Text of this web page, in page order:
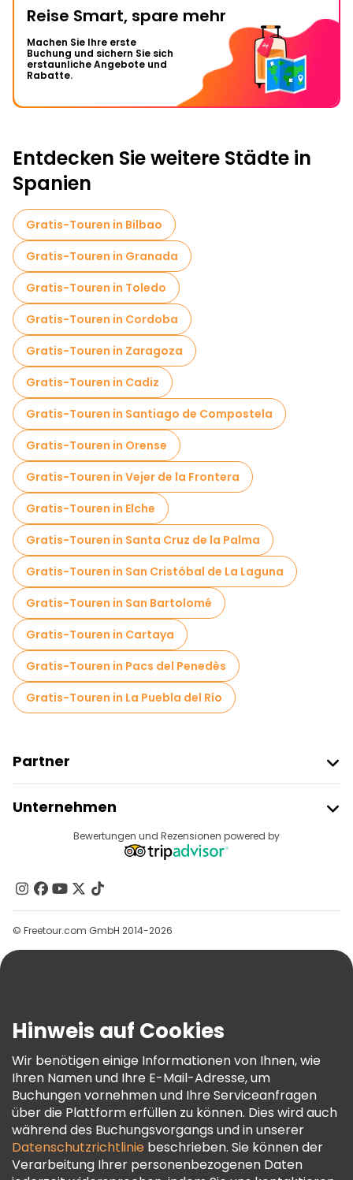
Reise Smart, spare mehr
Machen Sie Ihre erste
Buchung und sichern Sie sich
erstaunliche Angebote und
Rabatte.
Entdecken Sie weitere Städte in
Spanien
Gratis-Touren in Bilbao
Gratis-Touren in Granada
Gratis-Touren in Toledo
Gratis-Touren in Cordoba
Gratis-Touren in Zaragoza
Gratis-Touren in Cadiz
Gratis-Touren in Santiago de Compostela
Gratis-Touren in Orense
Gratis-Touren in Vejer de la Frontera
Gratis-Touren in Elche
Gratis-Touren in Santa Cruz de la Palma
Gratis-Touren in San Cristóbal de La Laguna
Gratis-Touren in San Bartolomé
Gratis-Touren in Cartaya
Gratis-Touren in Pacs del Penedès
Gratis-Touren in La Puebla del Río
Partner
Anbieter-Anmeldung
Affiliate-Programm
Unternehmen
Reiseziele
Kontakt
Gruppen
Hilfe
AGB Und Rechtliches
Cookie-Richtlinie
Freetour Auszeichnungen
Treueprogramm
Bewertungen und Rezensionen powered by
© Freetour.com GmbH 2014-2026
Hinweis auf Cookies
Wir benötigen einige Informationen von Ihnen, wie
Ihren Namen und Ihre E-Mail-Adresse, um
Buchungen vornehmen und Ihre Serviceanfragen
über die Plattform erfüllen zu können. Dies wird auch
während des Buchungsvorgangs und in unserer
Datenschutzrichtlinie beschrieben. Sie können der
Verarbeitung Ihrer personenbezogenen Daten